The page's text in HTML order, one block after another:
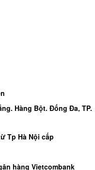
Hàng Bột. Đống Đa, TP.
Tp Hà Nội cấp
hàng Vietcombank